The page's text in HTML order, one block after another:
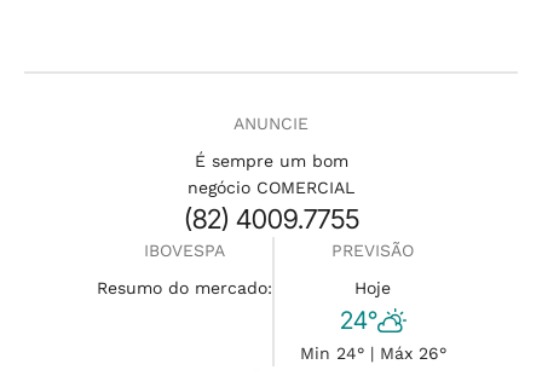
ANUNCIE
É sempre um bom
negócio COMERCIAL
(82) 4009.7755
IBOVESPA
Resumo do mercado:
PREVISÃO
Hoje
24°
Min 24° | Máx 26°